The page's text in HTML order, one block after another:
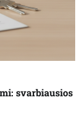
svarbiausios